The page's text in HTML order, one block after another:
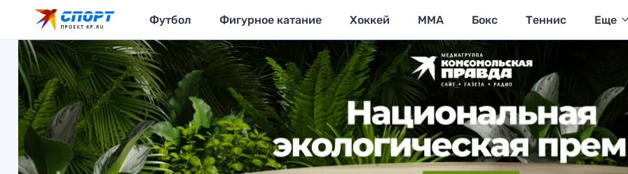
Футбол Фигурное катание Хоккей MMA Бокс Теннис Еще